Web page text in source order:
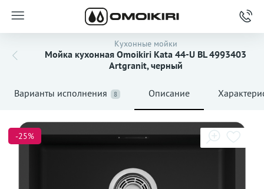
Кухонные мойки
Мойка кухонная Omoikiri Kata 44-U BL 4993403
Artgranit, черный
Варианты исполнения 8 Описание
-25%